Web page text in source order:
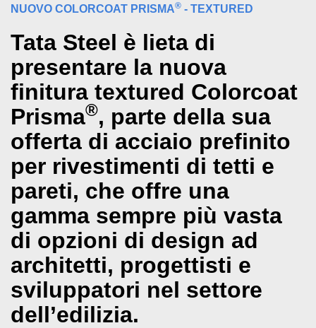
NUOVO COLORCOAT PRISMA® - TEXTURED
Tata Steel è lieta di
presentare la nuova
finitura textured Colorcoat
Prisma®, parte della sua
offerta di acciaio prefinito
per rivestimenti di tetti e
pareti, che offre una
gamma sempre più vasta
di opzioni di design ad
architetti, progettisti e
sviluppatori nel settore
dell’edilizia.